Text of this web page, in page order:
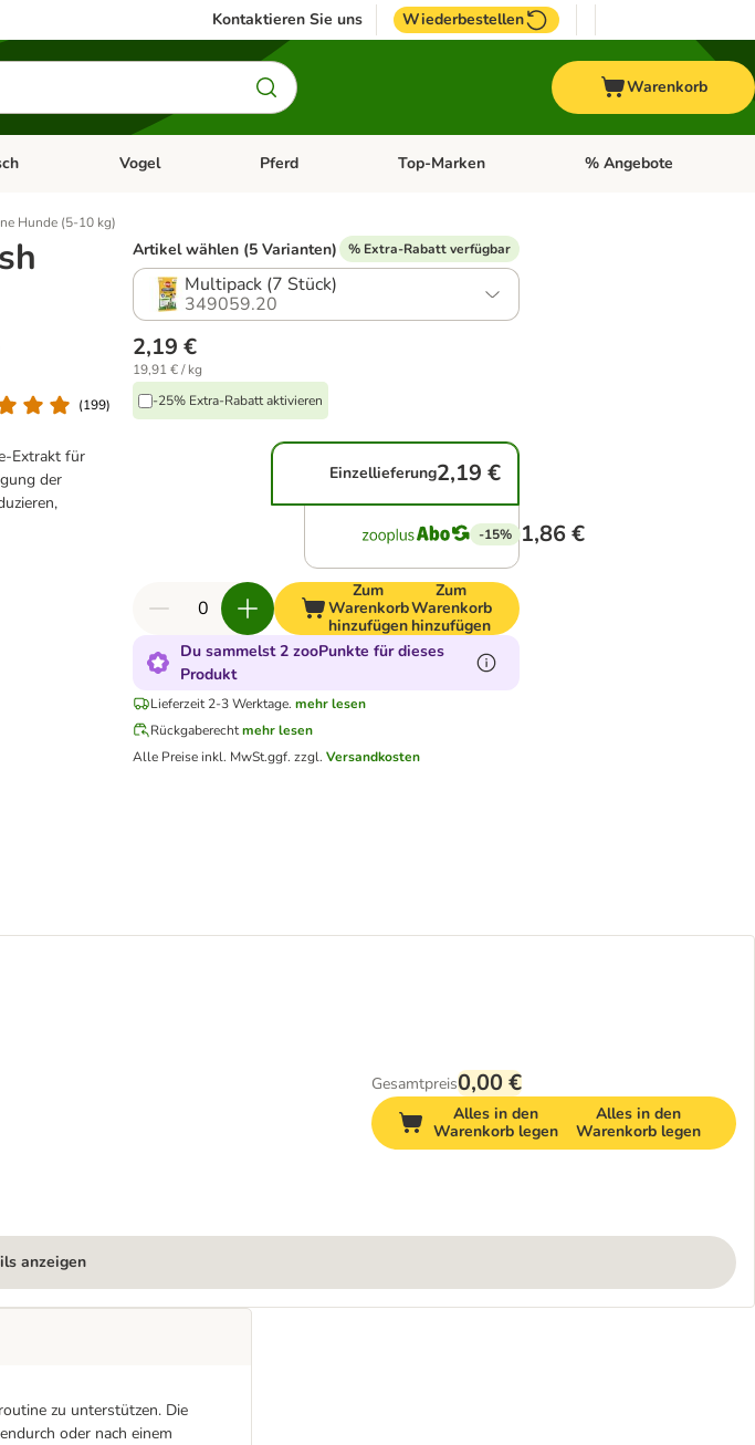
Kontaktieren Sie uns Wiederbestellen
Warenkorb
& Zubehör
Menü öffnen: KleintierKategorie-Menü öffnen: Fisch
Vogel Kategorie-Menü öffnen: Vogel
Pferd Kategorie-Menü öffnen: Pferd
Top-Marken Kategorie-Menü öffnen:
% Angebote
Hunde (5-10 kg)
(199)
Extrakt für
der
Artikel wählen (5 Varianten) % Extra-Rabatt verfügbar
Multipack (7 Stück)
349059.20
2,19 €
19,91 € / kg
-25% Extra-Rabatt aktivieren
Einzellieferung2,19 €
-15% 1,86 €
Zum
Warenkorb
hinzufügen
Zum
Warenkorb
hinzufügen
Du sammelst 2 zooPunkte für dieses
Produkt
Lieferzeit 2-3 Werktage. mehr lesen
Rückgaberecht mehr lesen
Alle Preise inkl. MwSt.ggf. zzgl. Versandkosten
Gesamtpreis0,00 €
Alles in den
Warenkorb legen
Alles in den
Warenkorb legen
anzeigen
zu unterstützen. Die
oder nach einem